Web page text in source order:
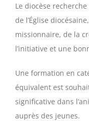
Le diocèse
de l’Église
missionnaire, de la
l’initiative et une
Une formation en
équivalent est
significative dans
auprès des jeunes.